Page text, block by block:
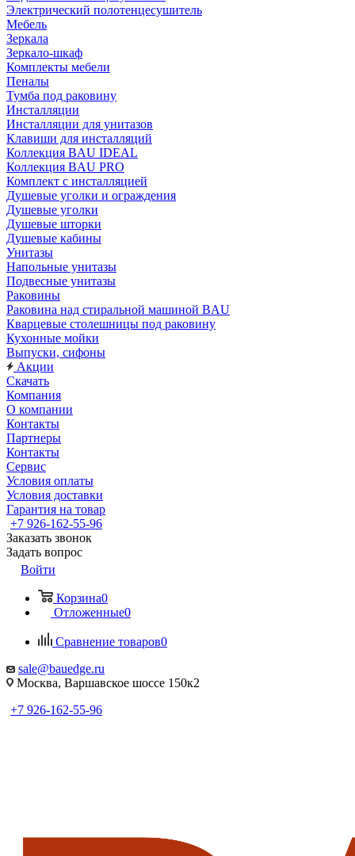
Электрический полотенцесушитель
Мебель
Зеркала
Зеркало-шкаф
Комплекты мебели
Пеналы
Тумба под раковину
Инсталляции
Инсталляции для унитазов
Клавиши для инсталляций
Коллекция BAU IDEAL
Коллекция BAU PRO
Комплект с инсталляцией
Душевые уголки и ограждения
Душевые уголки
Душевые шторки
Душевые кабины
Унитазы
Напольные унитазы
Подвесные унитазы
Раковины
Раковина над стиральной машиной BAU
Кварцевые столешницы под раковину
Кухонные мойки
Выпуски, сифоны
Акции
Скачать
Компания
О компании
Контакты
Партнеры
Контакты
Сервис
Условия оплаты
Условия доставки
Гарантия на товар
+7 926-162-55-96
Заказать звонок
Задать вопрос
Войти
Корзина0
Отложенные0
Сравнение товаров0
sale@bauedge.ru
Москва, Варшавское шоссе 150к2
+7 926-162-55-96